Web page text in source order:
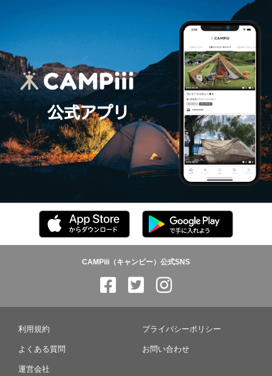
CAMPiii（キャンピー）公式SNS
利用規約 プライバシーポリシー
よくある質問 お問い合わせ
運営会社